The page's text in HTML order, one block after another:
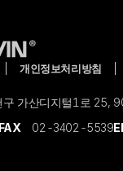
개인정보처리방침
구 가산디지털1로 25,
FAX 02-3402-5539